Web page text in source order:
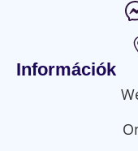
Információk